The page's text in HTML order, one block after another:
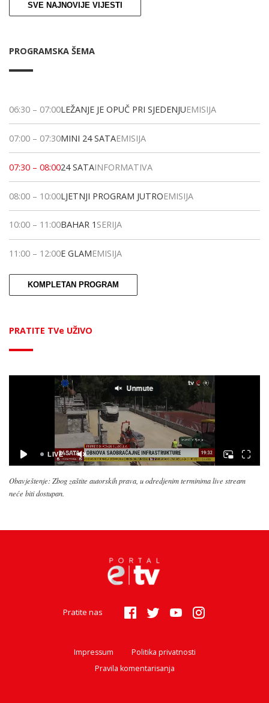
SVE NAJNOVIJE VIJESTI
PROGRAMSKA ŠEMA
06:30 – 07:00LEŽANJE JE OPUČ PRI SJEDENJUEMISIJA
07:00 – 07:30MINI 24 SATAEMISIJA
07:30 – 08:0024 SATAINFORMATIVA
08:00 – 10:00LJETNJI PROGRAM JUTROEMISIJA
10:00 – 11:00BAHAR 1 SERIJA
11:00 – 12:00E GLAMEMISIJA
KOMPLETAN PROGRAM
PRATITE TVe UŽIVO
Obavještenje: Zbog zaštite autorskih prava, u odredjenim terminima live stream
neće biti dostupan.
Pratite nas
Impressum
Politika privatnosti
Pravila komentarisanja